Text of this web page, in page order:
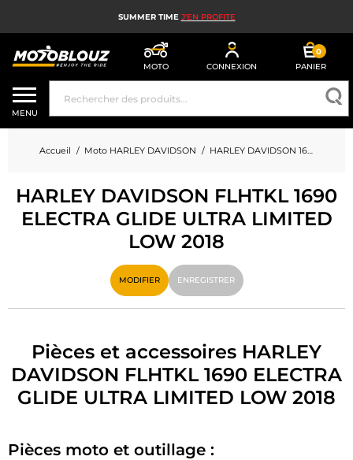
SUMMER TIME J'EN PROFITE
MOTO CONNEXION
0
PANIER
CASQUE MOTO
ÉQUIPEMENT MOTO HOMME
ÉQUIPEMENT MOTO FEMME
MX, ENDURO ET TRIAL
HIGH TECH MOTO
PIÈCES MOTO ET OUTILLAGE
BAGAGERIE MOTO
PNEUS MOTO
MENU
Accueil Moto HARLEY DAVIDSON HARLEY DAVIDSON 1690 FLHTKL 1690 ELECTRA GLIDE ULTRA LIMITED LOW
HARLEY DAVIDSON FLHTKL 1690
ELECTRA GLIDE ULTRA LIMITED
LOW 2018
MODIFIER ENREGISTRER
Pièces et accessoires HARLEY
DAVIDSON FLHTKL 1690 ELECTRA
GLIDE ULTRA LIMITED LOW 2018
Pièces moto et outillage :